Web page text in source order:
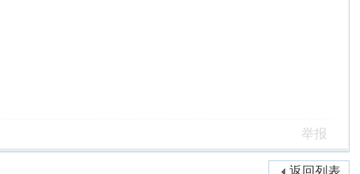
举报
返回列表